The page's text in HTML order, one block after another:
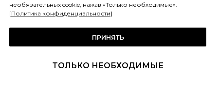
Цены, указанные на сайте, носят информационный
ст. 437 ГК РФ. Окончательная стоимость товаров и услуг
определяется индивидуально и фиксируется в
frostsystems.ru/oferta
необязательных cookie, нажав «Только необходимые».
[Политика конфиденциальности]
ПРИНЯТЬ
ТОЛЬКО НЕОБХОДИМЫЕ